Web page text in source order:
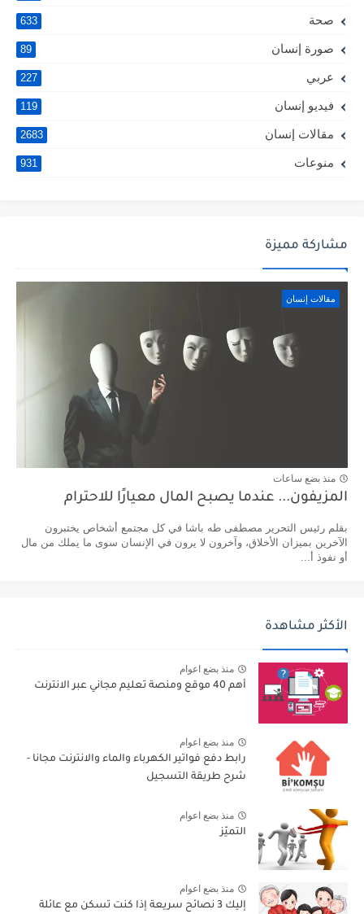
صحة 633
صورة إنسان 89
عربي 227
فيديو إنسان 119
مقالات إنسان 2683
منوعات 931
مشاركة مميزة
مقالات إنسان
منذ بضع ساعات
المزيفون... عندما يصبح المال معيارًا للاحترام
بقلم رئيس التحرير مصطفى طه باشا في كل مجتمع أشخاص يختبرون
الآخرين بميزان الأخلاق، وآخرون لا يرون في الإنسان سوى ما يملك من مال
أو نفوذ أ...
الأكثر مشاهدة
منذ بضع اعوام
أهم 40 موقع ومنصة تعليم مجاني عبر الانترنت
منذ بضع اعوام
رابط دفع فواتير الكهرباء والماء والانترنت مجانا -
شرح طريقة التسجيل
منذ بضع اعوام
التميّز
منذ بضع اعوام
إليك 3 نصائح سريعة إذا كنت تسكن مع عائلة